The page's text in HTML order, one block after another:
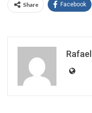
Share Facebook
Rafael